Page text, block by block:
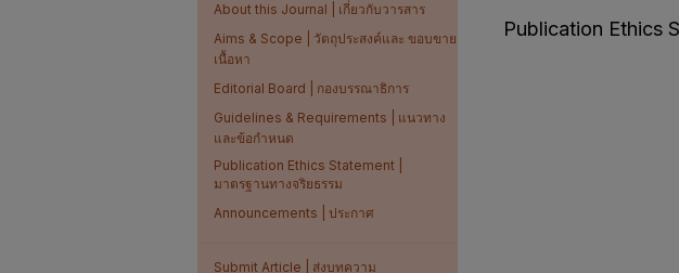
Publication Ethics
About this Journal | เกี่ยวกับวารสาร
Aims & Scope | วัตถุประสงค์และ ขอบขาย
เนื้อหา
Editorial Board | กองบรรณาธิการ
Guidelines & Requirements | แนวทาง
และข้อกำหนด
Publication Ethics Statement |
มาตรฐานทางจริยธรรม
Announcements | ประกาศ
Submit Article | ส่งบทความ